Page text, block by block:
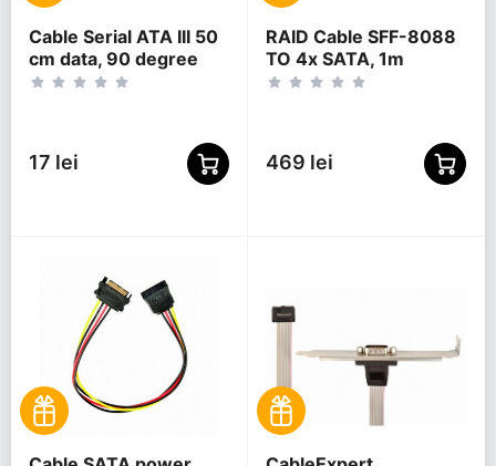
Cable Serial ATA III 50
cm data, 90 degree
connector, metal clips,
17 lei
RAID Cable SFF-8088
TO 4x SATA, 1m
469 lei